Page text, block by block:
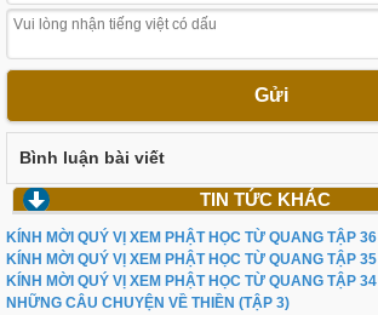
Gửi
Bình luận bài viết
TIN TỨC KHÁC
KÍNH MỜI QUÝ VỊ XEM PHẬT HỌC TỪ QUANG TẬP 36
KÍNH MỜI QUÝ VỊ XEM PHẬT HỌC TỪ QUANG TẬP 35
KÍNH MỜI QUÝ VỊ XEM PHẬT HỌC TỪ QUANG TẬP 34
NHỮNG CÂU CHUYỆN VỀ THIỀN (TẬP 3)